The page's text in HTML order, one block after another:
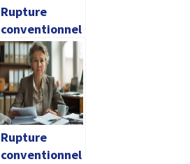
Rupture
conventionnel
le pharmacien
et gérant de
pharmacie
Rupture
conventionnel